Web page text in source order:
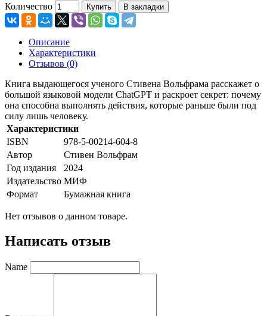
Количество Купить В закладки
Описание
Характеристики
Отзывов (0)
Книга выдающегося ученого Стивена Вольфрама расскажет о
большой языковой модели ChatGPT и раскроет секрет: почему
она способна выполнять действия, которые раньше были под
силу лишь человеку.
Характеристики
ISBN
978-5-00214-604-8
Автор
Стивен Вольфрам
Год издания
2024
Издательство МИФ
Формат
Бумажная книга
Нет отзывов о данном товаре.
Написать отзыв
Name